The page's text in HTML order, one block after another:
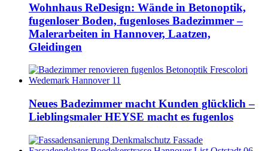
Wohnhaus ReDesign: Wände in Betonoptik,
fugenloser Boden, fugenloses Badezimmer –
Malerarbeiten in Hannover, Laatzen,
Gleidingen
Neues Badezimmer macht Kunden glücklich –
Lieblingsmaler HEYSE macht es fugenlos